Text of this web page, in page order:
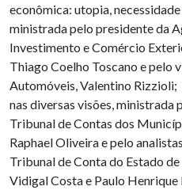
econômica: utopia,
ministrada pelo presidente da
Investimento e Comércio
Thiago Coelho Toscano e pelo
Automóveis, Valentino
nas diversas visões,
Tribunal de Contas dos
Raphael Oliveira e pelo
Tribunal de Conta do Estado
Vidigal Costa e Paulo Henrique